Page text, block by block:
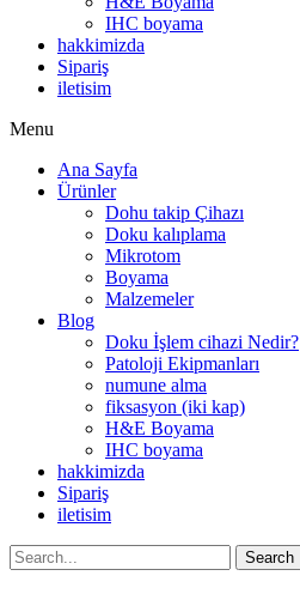
IHC boyama
hakkimizda
Sipariş
iletisim
Menu
Ana Sayfa
Ürünler
Dohu takip Çihazı
Doku kalıplama
Mikrotom
Boyama
Malzemeler
Blog
Doku İşlem cihazi Nedir?
Patoloji Ekipmanları
numune alma
fiksasyon (iki kap)
H&E Boyama
IHC boyama
hakkimizda
Sipariş
iletisim
Search